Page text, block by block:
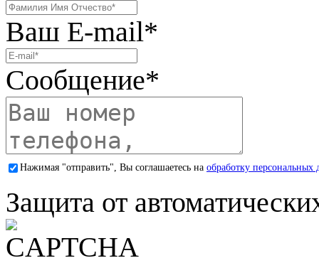
Ваш E-mail*
Сообщение*
Нажимая "отправить", Вы соглашаетесь на обработку персональных
Защита от